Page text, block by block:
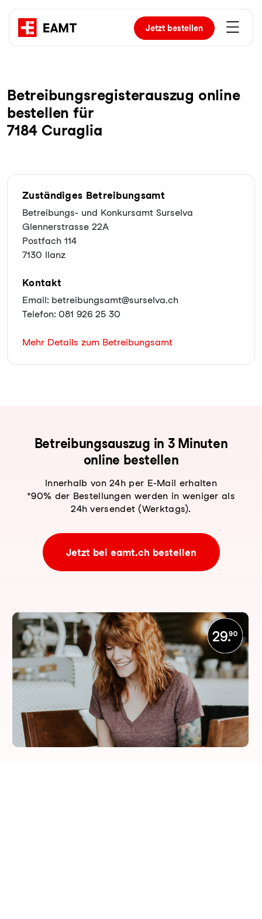
Jetztbestellen
Be­trei­bungs­re­gis­ter­aus­zug online
bestellen für
7184 Curaglia
Zuständiges Betreibungsamt
Betreibungs- und Konkursamt Surselva
Glennerstrasse 22A
Postfach 114
7130 Ilanz
Kontakt
Email: betreibungsamt@surselva.ch
Telefon: 081 926 25 30
Mehr Details zum Betreibungsamt
Be­trei­bungs­aus­zug in 3 Minuten
online bestellen
Innerhalb von 24h per E-Mail erhalten
*90% der Bestellungen werden in weniger als
24h versendet (Werktags).
Jetzt bei eamt.ch bestellen